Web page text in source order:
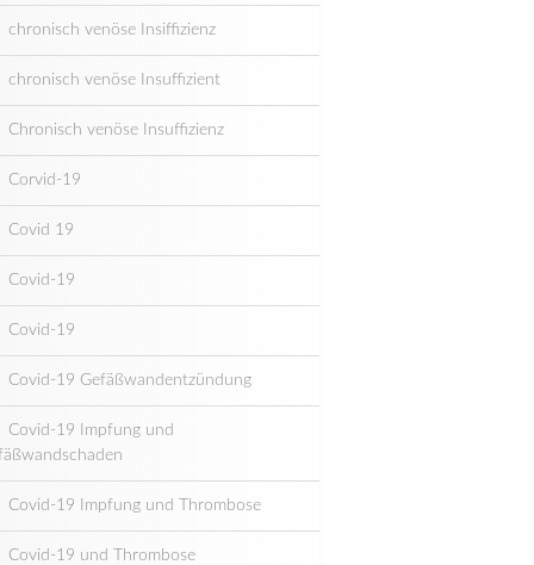
chronisch venöse Insiffizienz
chronisch venöse Insuffizient
Chronisch venöse Insuffizienz
Corvid-19
Covid 19
Covid-19
Covid-19
Covid-19 Gefäßwandentzündung
Covid-19 Impfung und
Covid-19 Impfung und Thrombose
Covid-19 und Thrombose